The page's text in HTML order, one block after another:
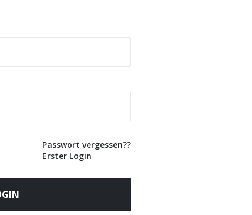
Passwort vergessen??
Erster Login